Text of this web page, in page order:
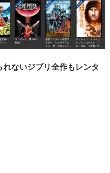
ないジブリ全作もレンタ